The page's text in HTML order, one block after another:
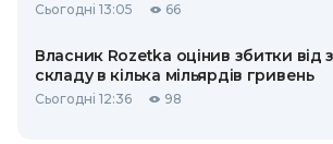
Сьогодні 13:05 66
Власник Rozetka оцінив збитки від
складу в кілька мільярдів гривень
Сьогодні 12:36 98